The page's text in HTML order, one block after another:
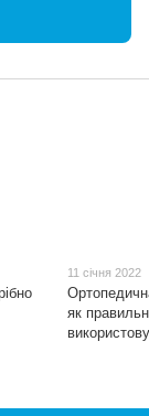
11 січня 2022
як